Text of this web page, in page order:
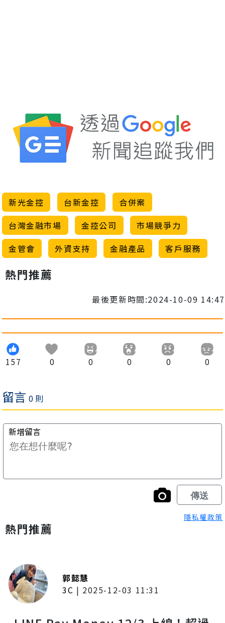
新光金控 台新金控
合併案
台灣金融市場
金控公司
市場競爭力
金管會
外資支持 金融產品 客戶服務
熱門推薦
最後更新時間:2024-10-09 14:47
157 0 0 0 0 0
隱私權政策
熱門推薦
郭懿慧
3C | 2025-12-03 11:31